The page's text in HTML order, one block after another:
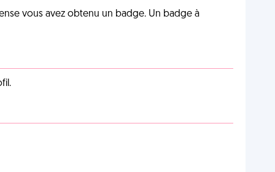
vous avez obtenu un badge. Un badge à